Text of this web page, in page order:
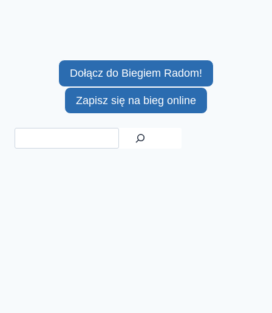
Dołącz do Biegiem Radom!
Zapisz się na bieg online
Szukaj